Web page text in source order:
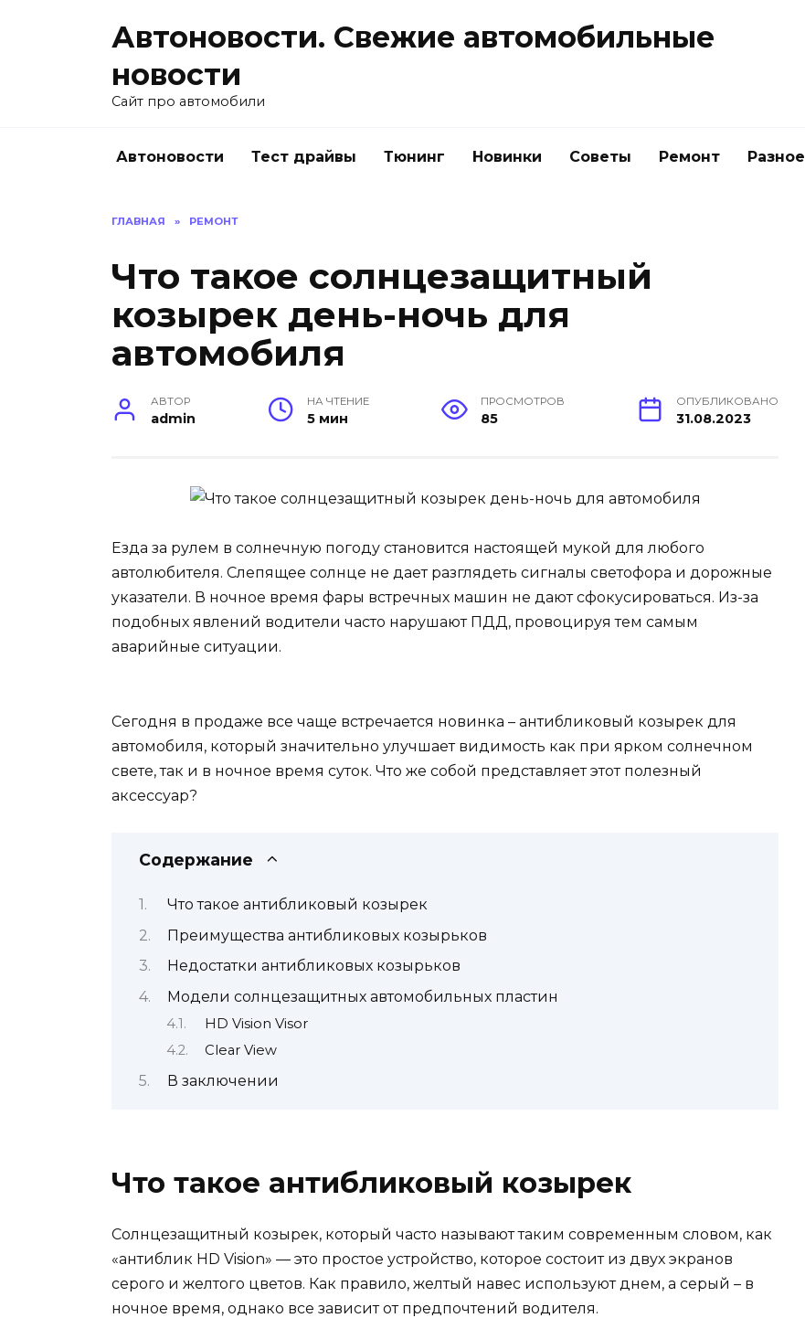
Автоновости. Свежие автомобильные
новости
Сайт про автомобили
Автоновости Тест драйвы Тюнинг Новинки Советы Ремонт Разное
ГЛАВНАЯ » РЕМОНТ
Что такое солнцезащитный
козырек день-ночь для
автомобиля
АВТОР
admin
НА ЧТЕНИЕ
5 мин
ПРОСМОТРОВ
85
ОПУБЛИКОВАНО
31.08.2023
Езда за рулем в солнечную погоду становится настоящей мукой для любого
автолюбителя. Слепящее солнце не дает разглядеть сигналы светофора и дорожные
указатели. В ночное время фары встречных машин не дают сфокусироваться. Из-за
подобных явлений водители часто нарушают ПДД, провоцируя тем самым
аварийные ситуации.
Сегодня в продаже все чаще встречается новинка – антибликовый козырек для
автомобиля, который значительно улучшает видимость как при ярком солнечном
свете, так и в ночное время суток. Что же собой представляет этот полезный
аксессуар?
Содержание
Что такое антибликовый козырек
Преимущества антибликовых козырьков
Недостатки антибликовых козырьков
Модели солнцезащитных автомобильных пластин
HD Vision Visor
Clear View
В заключении
Что такое антибликовый козырек
Солнцезащитный козырек, который часто называют таким современным словом, как
«антиблик HD Vision» — это простое устройство, которое состоит из двух экранов
серого и желтого цветов. Как правило, желтый навес используют днем, а серый – в
ночное время, однако все зависит от предпочтений водителя.